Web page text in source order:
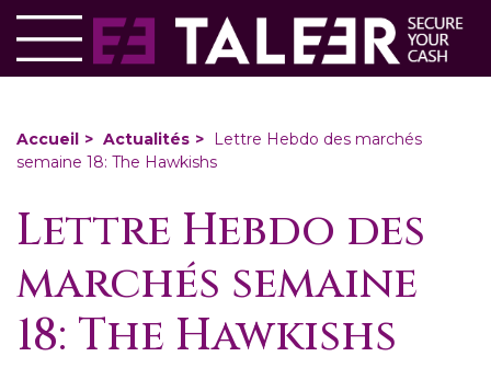
Aller
au
contenu
You
are
here
Accueil Actualités
Lettre Hebdo des marchés
semaine 18: The Hawkishs
Lettre Hebdo des
marchés semaine
18: The Hawkishs
Panneau de gestion des cookies